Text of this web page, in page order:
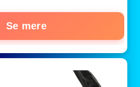
Se mere